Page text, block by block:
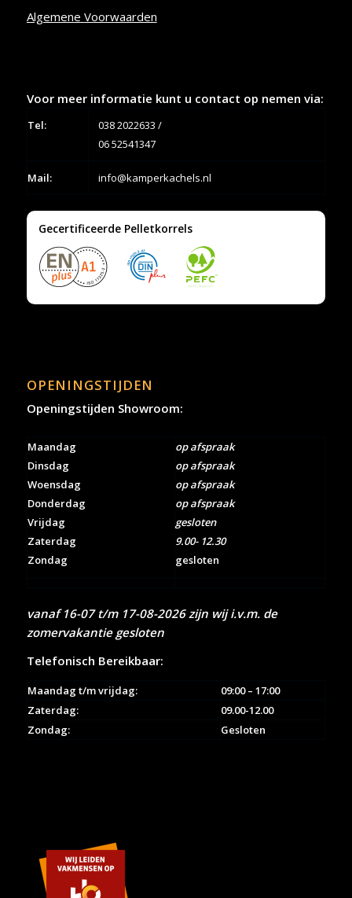
Algemene Voorwaarden
Voor meer informatie kunt u contact op nemen via:
Tel: 038 2022633 /
06 52541347
Mail: info@kamperkachels.nl
Gecertificeerde Pelletkorrels
OPENINGSTIJDEN
Openingstijden Showroom:
Maandag
Dinsdag
Woensdag
Donderdag
Vrijdag
Zaterdag
Zondag
op afspraak
op afspraak
op afspraak
op afspraak
gesloten
9.00- 12.30
gesloten
vanaf 16-07 t/m 17-08-2026 zijn wij i.v.m. de
zomervakantie gesloten
Telefonisch Bereikbaar:
Maandag t/m vrijdag:
09:00 – 17:00
Zaterdag:
09.00-12.00
Zondag:
Gesloten